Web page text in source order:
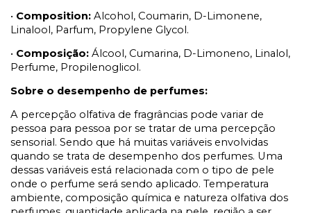
• Composition: Alcohol, Coumarin, D-Limonene,
Linalool, Parfum, Propylene Glycol.
• Composição: Álcool, Cumarina, D-Limoneno, Linalol,
Perfume, Propilenoglicol.
Sobre o desempenho de perfumes:
A percepção olfativa de fragrâncias pode variar de
pessoa para pessoa por se tratar de uma percepção
sensorial. Sendo que há muitas variáveis envolvidas
quando se trata de desempenho dos perfumes. Uma
dessas variáveis está relacionada com o tipo de pele
onde o perfume será sendo aplicado. Temperatura
ambiente, composição química e natureza olfativa dos